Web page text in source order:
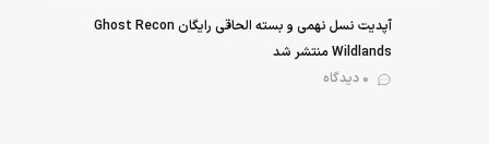
آپدیت نسل نهمی و بسته الحاقی رایگان Ghost Recon
Wildlands منتشر شد